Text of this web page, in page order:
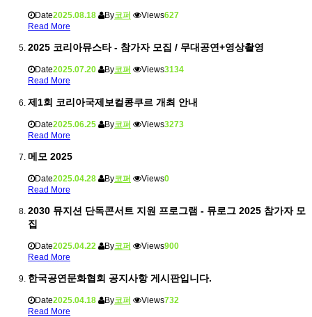
Date2025.08.18 By코퍼 Views627
Read More
2025 코리아뮤스타 - 참가자 모집 / 무대공연+영상촬영
Date2025.07.20 By코퍼 Views3134
Read More
제1회 코리아국제보컬콩쿠르 개최 안내
Date2025.06.25 By코퍼 Views3273
Read More
메모 2025
Date2025.04.28 By코퍼 Views0
Read More
2030 뮤지션 단독콘서트 지원 프로그램 - 뮤로그 2025 참가자 모
집
Date2025.04.22 By코퍼 Views900
Read More
한국공연문화협회 공지사항 게시판입니다.
Date2025.04.18 By코퍼 Views732
Read More